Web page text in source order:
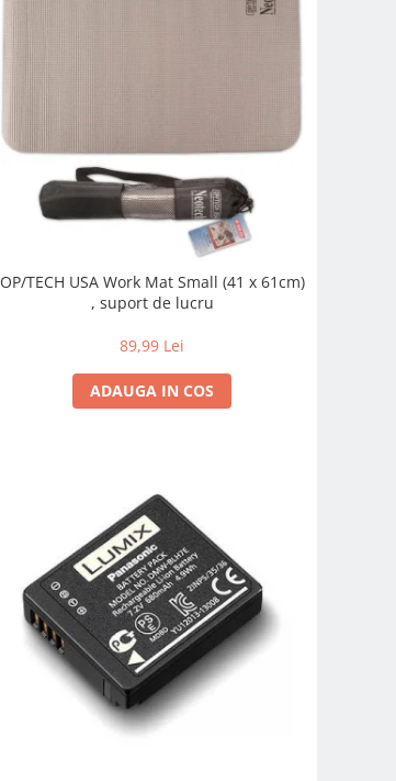
OP/TECH USA Work Mat Small (41 x 61cm)
, suport de lucru
89,99 Lei
ADAUGA IN COS